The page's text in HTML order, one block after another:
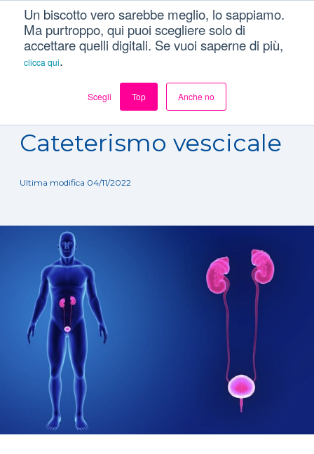
Un biscotto vero sarebbe meglio, lo sappiamo.
Ma purtroppo, qui puoi scegliere solo di
accettare quelli digitali. Se vuoi saperne di più,
clicca qui.
Scegli Top Anche no
Trattamenti Cateterismo vescicale
Cateterismo vescicale
Ultima modifica 04/11/2022